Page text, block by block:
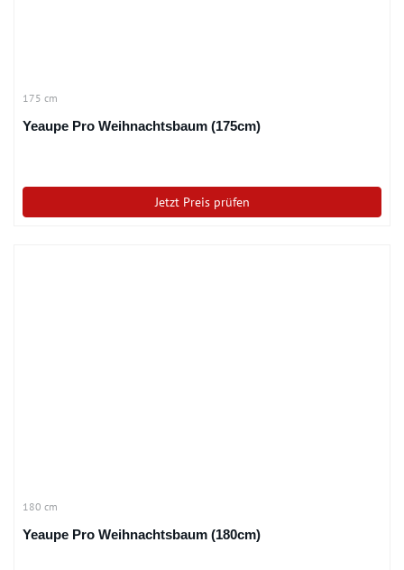
175 cm
Yeaupe Pro Weihnachtsbaum (175cm)
Jetzt Preis prüfen
180 cm
Yeaupe Pro Weihnachtsbaum (180cm)